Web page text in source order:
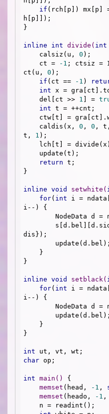
if (rch[p]) mx[p]
h[p]]);
}
inline int divide ( int
    calsiz(u,
0 );
    ct =
-1 ; ctsiz =
ct(u, 0 );
if (ct == -1 )
int x =
    del[ct >>
1 ] =
int t = ++cnt;
    caldis(x,
0 , 0 ,
t, 1 );
return t;
}
inline void setwhite (
for( int i =
i--) {
dis});
}
inline void setblack(
for( int i =
i--) {
}
int
char op;
int main ()
{
memset (head, -1 ,
memset (heado, -1 ,